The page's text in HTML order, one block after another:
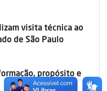
visita técnica ao
de São Paulo
propósito e